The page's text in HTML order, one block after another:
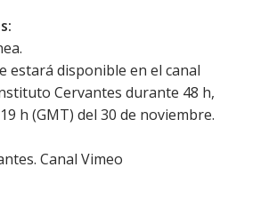
estará disponible en el canal
Cervantes durante 48 h,
h (GMT) del 30 de noviembre.
Canal Vimeo